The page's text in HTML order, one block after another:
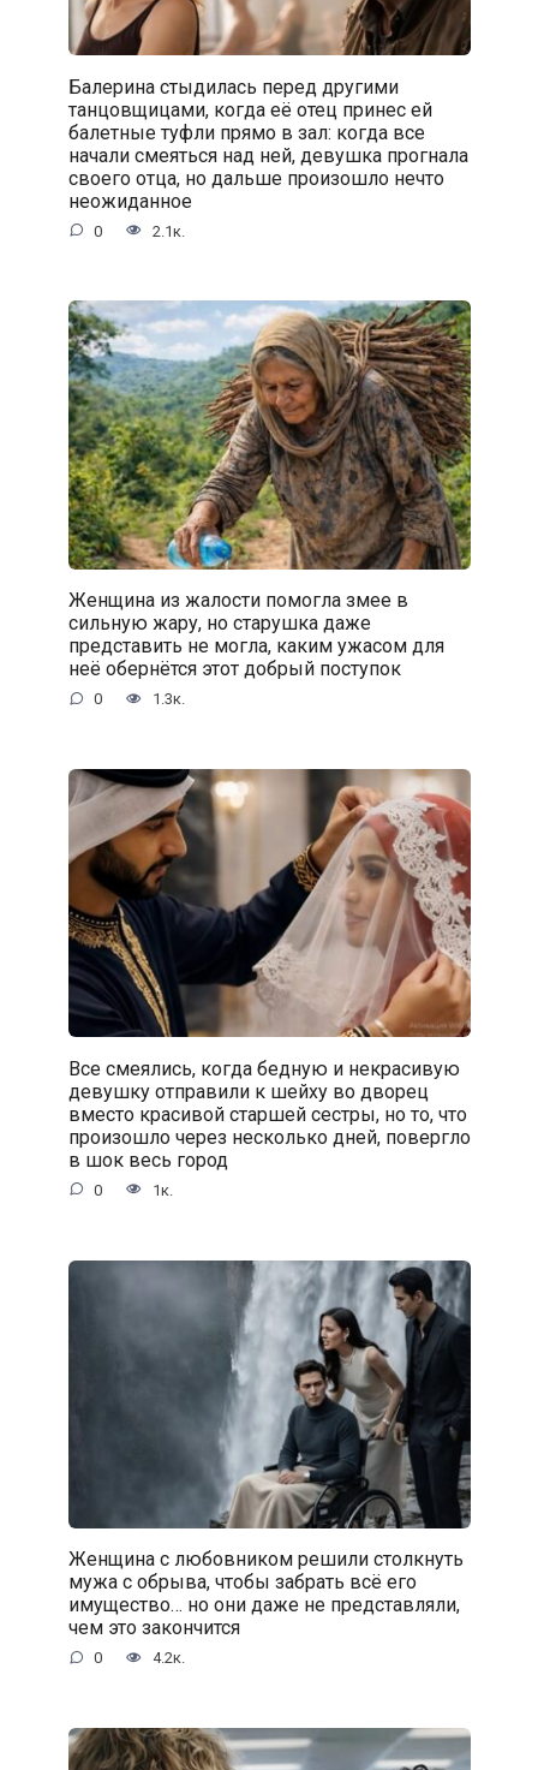
Балерина стыдилась перед другими
танцовщицами, когда её отец принес ей
балетные туфли прямо в зал: когда все
начали смеяться над ней, девушка прогнала
своего отца, но дальше произошло нечто
неожиданное
0 2.1к.
Женщина из жалости помогла змее в
сильную жару, но старушка даже
представить не могла, каким ужасом для
неё обернётся этот добрый поступок
0 1.3к.
Все смеялись, когда бедную и некрасивую
девушку отправили к шейху во дворец
вместо красивой старшей сестры, но то, что
произошло через несколько дней, повергло
в шок весь город
0 1к.
Женщина с любовником решили столкнуть
мужа с обрыва, чтобы забрать всё его
имущество… но они даже не представляли,
чем это закончится
0 4.2к.